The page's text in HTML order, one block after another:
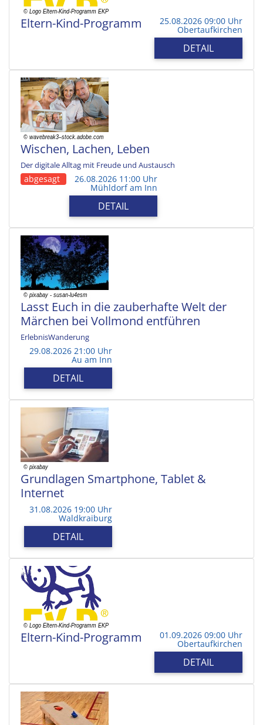
Eltern-Kind-Programm 25.08.2026 09:00 Uhr
Obertaufkirchen
DETAIL
Wischen, Lachen, Leben
Der digitale Alltag mit Freude und Austausch
abgesagt 26.08.2026 11:00 Uhr
Mühldorf am Inn
DETAIL
Lasst Euch in die zauberhafte Welt der
Märchen bei Vollmond entführen
ErlebnisWanderung
29.08.2026 21:00 Uhr
Au am Inn
DETAIL
Grundlagen Smartphone, Tablet &
Internet
31.08.2026 19:00 Uhr
Waldkraiburg
DETAIL
Eltern-Kind-Programm 01.09.2026 09:00 Uhr
Obertaufkirchen
DETAIL